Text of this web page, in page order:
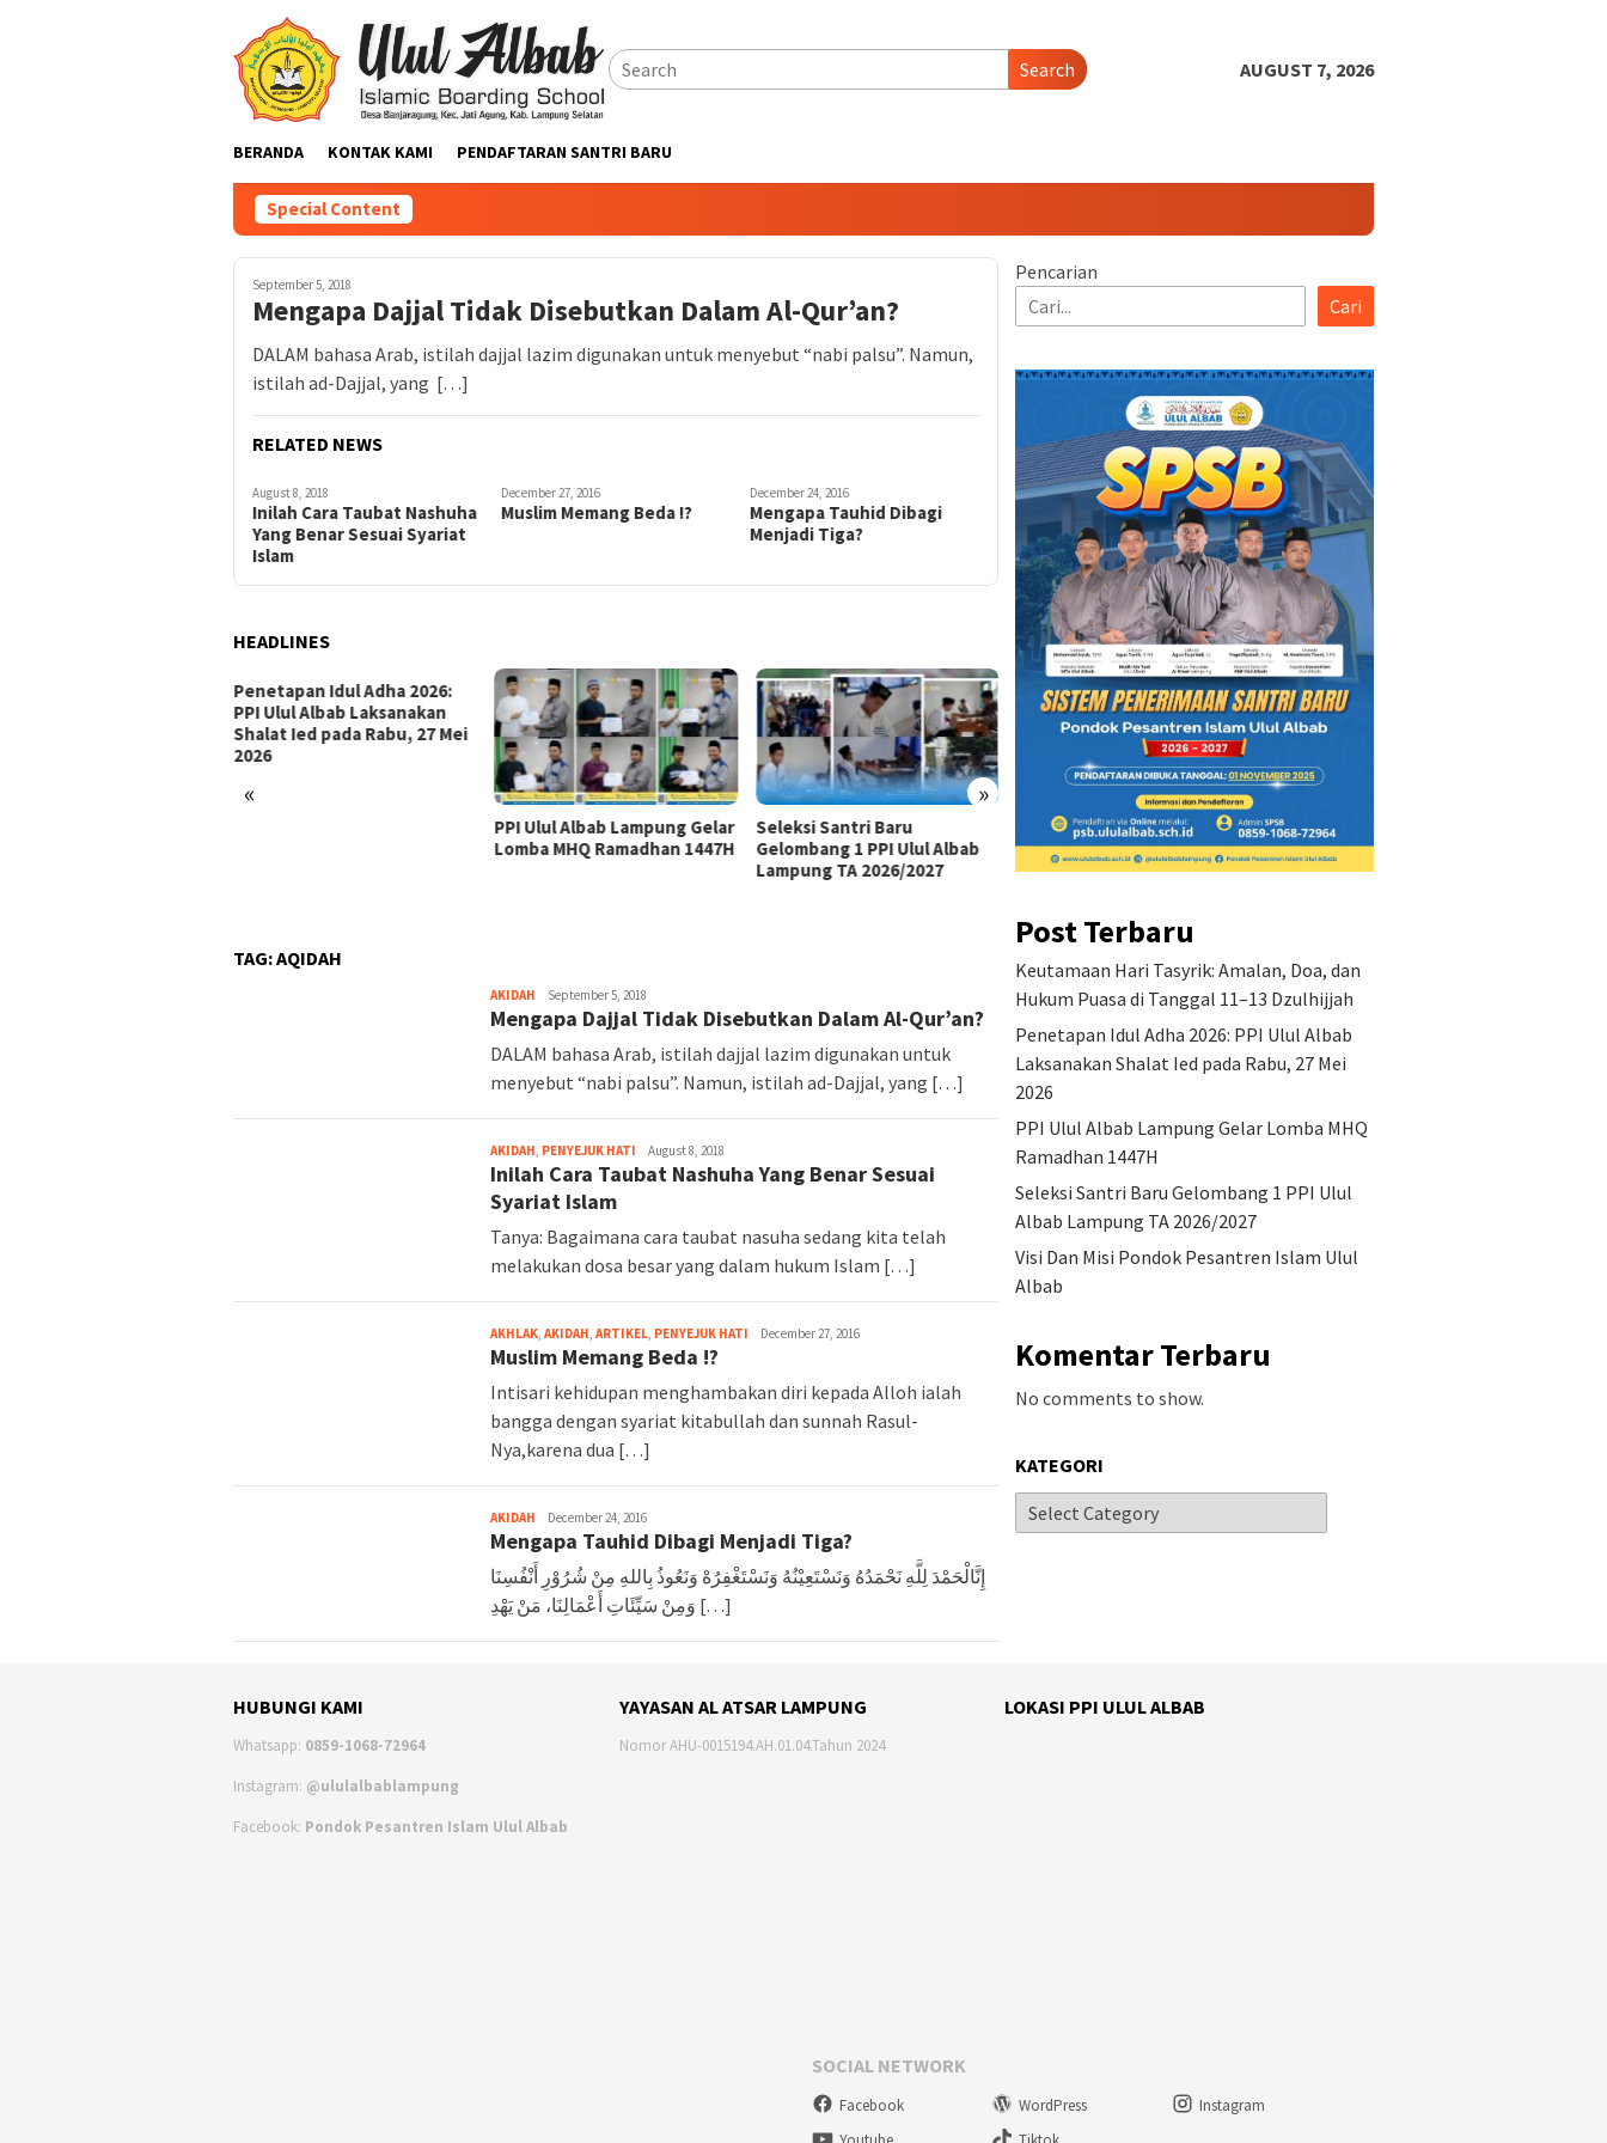
Search AUGUST 7, 2026
BERANDA KONTAK KAMI PENDAFTARAN SANTRI BARU
Special Content
September 5, 2018
Mengapa Dajjal Tidak Disebutkan Dalam Al-Qur’an?
DALAM bahasa Arab, istilah dajjal lazim digunakan untuk menyebut “nabi palsu”. Namun,
istilah ad-Dajjal, yang […]
RELATED NEWS
August 8, 2018
Inilah Cara Taubat Nashuha
Yang Benar Sesuai Syariat
Islam
December 27, 2016
Muslim Memang Beda !?
December 24, 2016
Mengapa Tauhid Dibagi
Menjadi Tiga?
HEADLINES
« »
Penetapan Idul Adha 2026:
PPI Ulul Albab Laksanakan
Shalat Ied pada Rabu, 27 Mei
2026
PPI Ulul Albab Lampung Gelar
Lomba MHQ Ramadhan 1447H
Seleksi Santri Baru
Gelombang 1 PPI Ulul Albab
Lampung TA 2026/2027
Visi Dan Misi Pondok
Pesantren Islam Ulul Albab
Keutamaan Hari Tasyrik:
Amalan, Doa, dan Hukum
Puasa di Tanggal 11–13
TAG:AQIDAH
AKIDAH September 5, 2018
Mengapa Dajjal Tidak Disebutkan Dalam Al-Qur’an?
DALAM bahasa Arab, istilah dajjal lazim digunakan untuk
menyebut “nabi palsu”. Namun, istilah ad-Dajjal, yang […]
AKIDAH, PENYEJUK HATI August 8, 2018
Inilah Cara Taubat Nashuha Yang Benar Sesuai
Syariat Islam
Tanya: Bagaimana cara taubat nasuha sedang kita telah
melakukan dosa besar yang dalam hukum Islam […]
AKHLAK, AKIDAH, ARTIKEL, PENYEJUK HATI December 27, 2016
Muslim Memang Beda !?
Intisari kehidupan menghambakan diri kepada Alloh ialah
bangga dengan syariat kitabullah dan sunnah Rasul-
Nya,karena dua […]
AKIDAH December 24, 2016
Mengapa Tauhid Dibagi Menjadi Tiga?
إِنَّالْحَمْدَ لِلَّهِ نَحْمَدُهُ وَنَسْتَعِيْنُهُ وَنَسْتَغْفِرُهْ وَنَعُوذُ بِاللهِ مِنْ شُرُوْرِ أَنْفُسِنَا
وَمِنْ سَيِّئَاتِ أَعْمَالِنَا، مَنْ يَهْدِ […]
Pencarian
Cari
Post Terbaru
Keutamaan Hari Tasyrik: Amalan, Doa, dan
Hukum Puasa di Tanggal 11–13 Dzulhijjah
Penetapan Idul Adha 2026: PPI Ulul Albab
Laksanakan Shalat Ied pada Rabu, 27 Mei
2026
PPI Ulul Albab Lampung Gelar Lomba MHQ
Ramadhan 1447H
Seleksi Santri Baru Gelombang 1 PPI Ulul
Albab Lampung TA 2026/2027
Visi Dan Misi Pondok Pesantren Islam Ulul
Albab
Komentar Terbaru
No comments to show.
KATEGORI
HUBUNGI KAMI
Whatsapp: 0859-1068-72964
Instagram: @ululalbablampung
Facebook: Pondok Pesantren Islam Ulul Albab
YAYASAN AL ATSAR LAMPUNG
Nomor AHU-0015194.AH.01.04.Tahun 2024
LOKASI PPI ULUL ALBAB
SOCIAL NETWORK
Facebook WordPress
Instagram